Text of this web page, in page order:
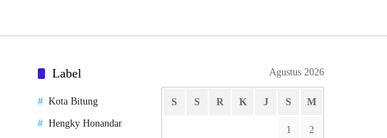
Label
Kota Bitung
Hengky Honandar
Agustus 2026
S S R K J S M
1 2